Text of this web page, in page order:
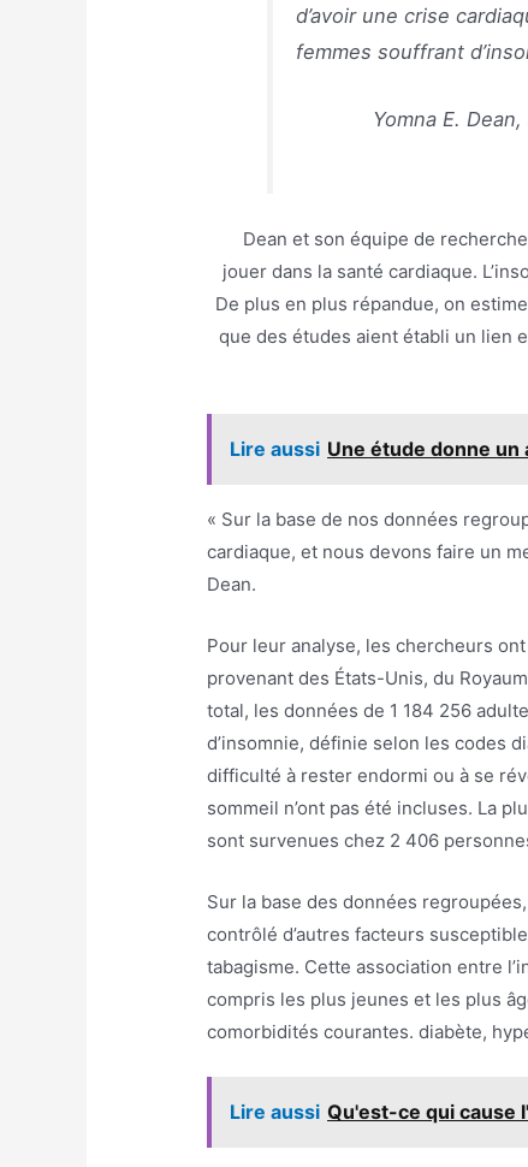
d’avoir une crise
femmes souffrant
Yomna E.
Dean et son équipe de
jouer dans la santé cardiaque.
De plus en plus répandue, on
que des études aient établi un lien
Lire aussi Une étude donne
« Sur la base de nos données
cardiaque, et nous devons faire un
Dean.
Pour leur analyse, les chercheurs
provenant des États-Unis, du
total, les données de 1 184 256
d’insomnie, définie selon les codes
difficulté à rester endormi ou à se
sommeil n’ont pas été incluses. La
sont survenues chez 2 406
Sur la base des données
contrôlé d’autres facteurs
tabagisme. Cette association entre
compris les plus jeunes et les plus
comorbidités courantes. diabète,
Lire aussi Qu'est-ce qui cause